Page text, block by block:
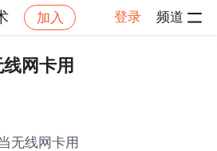
加入 登录 频道
算技术
网卡用
无线网卡用